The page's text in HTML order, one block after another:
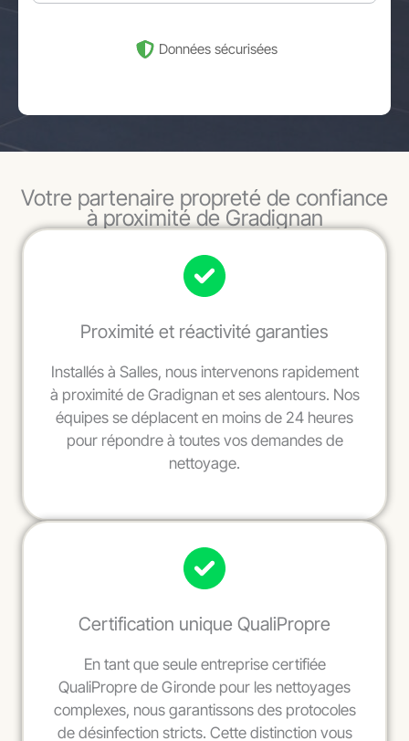
Données sécurisées
Votre partenaire propreté de confiance
à proximité de Gradignan
Proximité et réactivité garanties
Installés à Salles, nous intervenons rapidement
à proximité de Gradignan et ses alentours. Nos
équipes se déplacent en moins de 24 heures
pour répondre à toutes vos demandes de
nettoyage.
Certification unique QualiPropre
En tant que seule entreprise certifiée
QualiPropre de Gironde pour les nettoyages
complexes, nous garantissons des protocoles
de désinfection stricts. Cette distinction vous